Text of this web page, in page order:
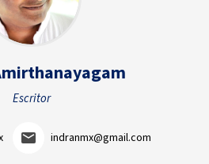
Escritor
indranmx@gmail.com